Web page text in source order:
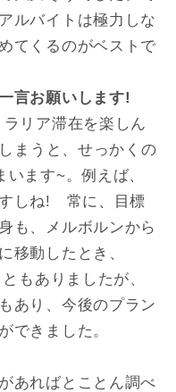
ルバイトは極力しな
てくるのがベストで
言お願いします!
リア滞在を楽しん
まうと、せっかくの
ます~。例えば、
しね! 常に、目標
も、メルボルンから
移動したとき、
もありましたが、
あり、今後のプラン
できました。
あればとことん調べ